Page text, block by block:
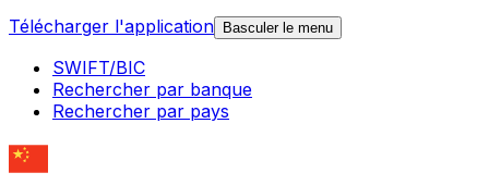
Télécharger l'application
Basculer le menu
SWIFT/BIC
Rechercher par banque
Rechercher par pays